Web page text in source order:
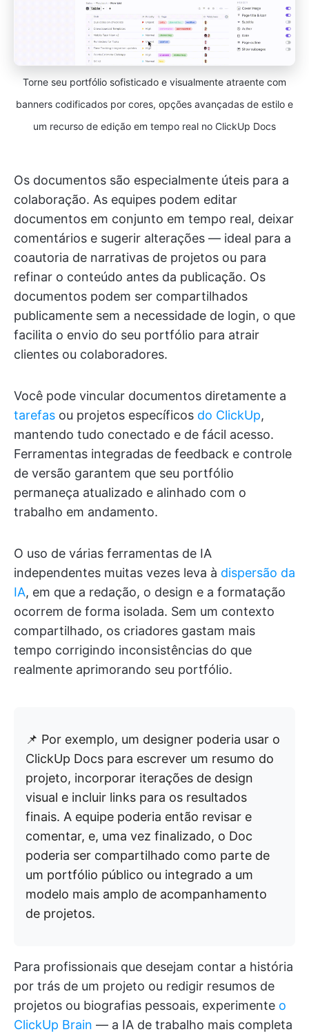
Torne seu portfólio sofisticado e visualmente atraente com
banners codificados por cores, opções avançadas de estilo e
um recurso de edição em tempo real no ClickUp Docs
Os documentos são especialmente úteis para a
colaboração. As equipes podem editar
documentos em conjunto em tempo real, deixar
comentários e sugerir alterações — ideal para a
coautoria de narrativas de projetos ou para
refinar o conteúdo antes da publicação. Os
documentos podem ser compartilhados
publicamente sem a necessidade de login, o que
facilita o envio do seu portfólio para atrair
clientes ou colaboradores.
Você pode vincular documentos diretamente a
tarefas ou projetos específicos do ClickUp,
mantendo tudo conectado e de fácil acesso.
Ferramentas integradas de feedback e controle
de versão garantem que seu portfólio
permaneça atualizado e alinhado com o
trabalho em andamento.
O uso de várias ferramentas de IA
independentes muitas vezes leva à dispersão da
IA, em que a redação, o design e a formatação
ocorrem de forma isolada. Sem um contexto
compartilhado, os criadores gastam mais
tempo corrigindo inconsistências do que
realmente aprimorando seu portfólio.
📌 Por exemplo, um designer poderia usar o
ClickUp Docs para escrever um resumo do
projeto, incorporar iterações de design
visual e incluir links para os resultados
finais. A equipe poderia então revisar e
comentar, e, uma vez finalizado, o Doc
poderia ser compartilhado como parte de
um portfólio público ou integrado a um
modelo mais amplo de acompanhamento
de projetos.
Para profissionais que desejam contar a história
por trás de um projeto ou redigir resumos de
projetos ou biografias pessoais, experimente o
ClickUp Brain — a IA de trabalho mais completa